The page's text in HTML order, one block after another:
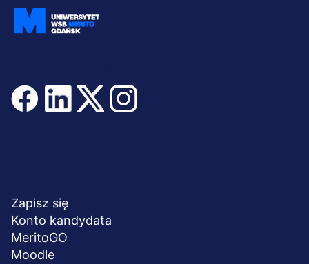
stopka
Zapisz się
Konto kandydata
MeritoGO
Moodle